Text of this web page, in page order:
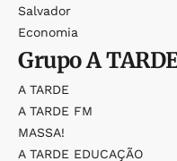
Salvador
Economia
GrupoA
A TARDE
A TARDE FM
MASSA!
A TARDE EDUCAÇÃO